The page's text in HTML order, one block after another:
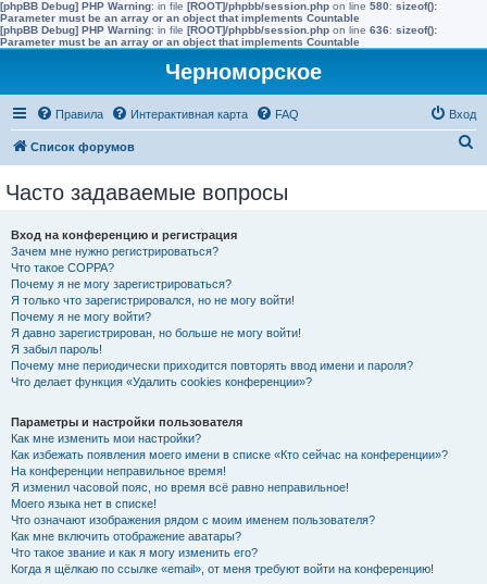
[phpBB Debug] PHP Warning: in file [ROOT]/phpbb/session.php on line 580: sizeof():
Parameter must be an array or an object that implements Countable
[phpBB Debug] PHP Warning: in file [ROOT]/phpbb/session.php on line 636: sizeof():
Parameter must be an array or an object that implements Countable
Черноморское
Правила Интерактивная карта FAQ Вход
Список форумов
Часто задаваемые вопросы
Вход на конференцию и регистрация
Зачем мне нужно регистрироваться?
Что такое COPPA?
Почему я не могу зарегистрироваться?
Я только что зарегистрировался, но не могу войти!
Почему я не могу войти?
Я давно зарегистрирован, но больше не могу войти!
Я забыл пароль!
Почему мне периодически приходится повторять ввод имени и пароля?
Что делает функция «Удалить cookies конференции»?
Параметры и настройки пользователя
Как мне изменить мои настройки?
Как избежать появления моего имени в списке «Кто сейчас на конференции»?
На конференции неправильное время!
Я изменил часовой пояс, но время всё равно неправильное!
Моего языка нет в списке!
Что означают изображения рядом с моим именем пользователя?
Как мне включить отображение аватары?
Что такое звание и как я могу изменить его?
Когда я щёлкаю по ссылке «email», от меня требуют войти на конференцию!